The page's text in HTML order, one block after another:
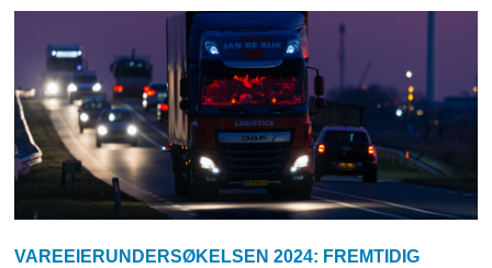
VAREEIERUNDERSØKELSEN 2024: FREMTIDIG